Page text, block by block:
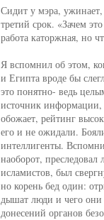
Сидит у мэра, ужинает,
третий срок. «Зачем
работа каторжная, но
Я вспомнил об этом,
и Египта вроде бы
это понятно- ведь
источник информации,
обожает, рейтинг
его и не ожидали.
интеллигенты.
наоборот,
исламистов, был
но корень бед один:
дышат люди и чего они
донесений органов